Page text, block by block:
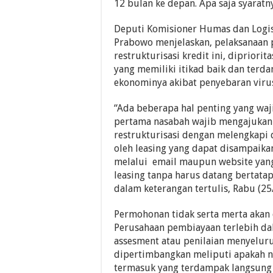
12 bulan ke depan. Apa saja
Deputi Komisioner Humas dan
Prabowo menjelaskan,
restrukturisasi kredit ini,
yang memiliki itikad baik dan
ekonominya akibat penyebaran
“Ada beberapa hal penting yang
pertama nasabah wajib
restrukturisasi dengan melengkapi
oleh leasing yang dapat
melalui email maupun website
leasing tanpa harus datang
dalam keterangan tertulis, Rabu
Permohonan tidak serta merta
Perusahaan pembiayaan terlebih
assesment atau penilaian
dipertimbangkan meliputi apakah
termasuk yang terdampak